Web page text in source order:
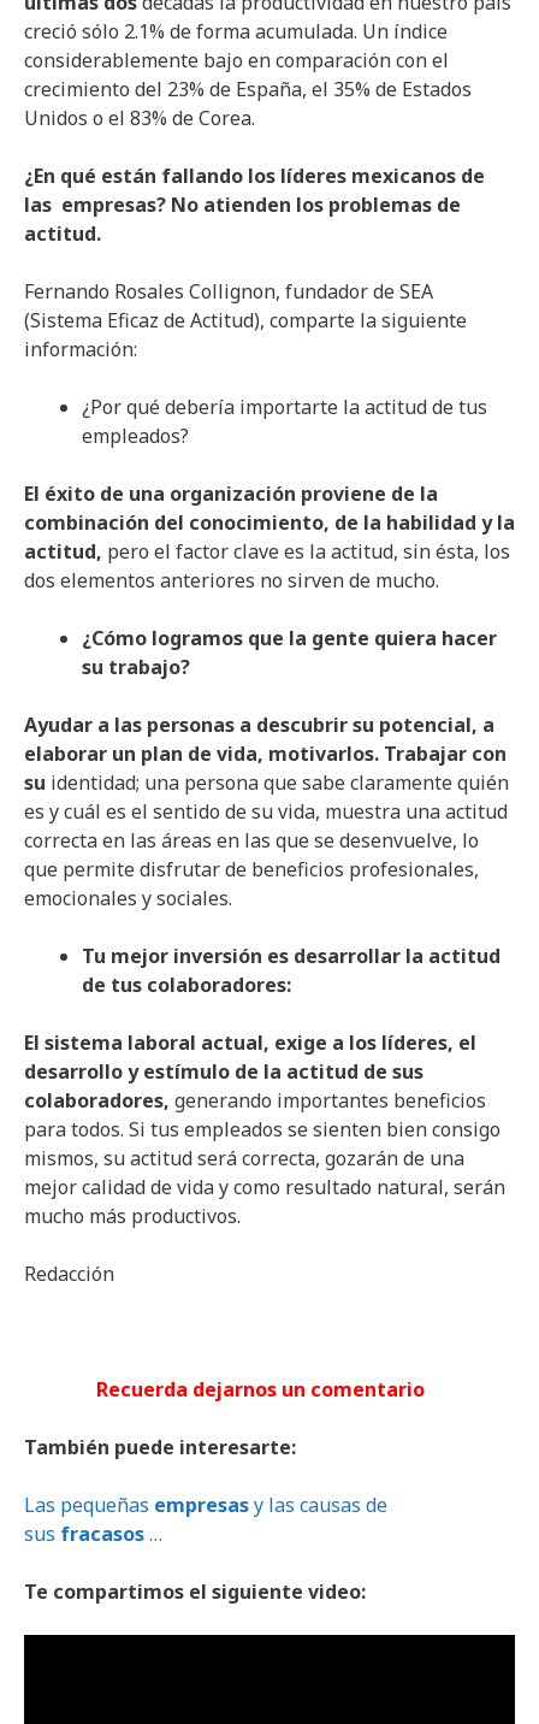
creció sólo 2.1% de forma acumulada. Un índice
considerablemente bajo en comparación con el
crecimiento del 23% de España, el 35% de Estados
Unidos o el 83% de Corea.
¿En qué están fallando los líderes mexicanos de
las empresas? No atienden los problemas de
actitud.
Fernando Rosales Collignon, fundador de SEA
(Sistema Eficaz de Actitud), comparte la siguiente
información:
¿Por qué debería importarte la actitud de tus
empleados?
El éxito de una organización proviene de la
combinación del conocimiento, de la habilidad y la
actitud, pero el factor clave es la actitud, sin ésta, los
dos elementos anteriores no sirven de mucho.
¿Cómo logramos que la gente quiera hacer
su trabajo?
Ayudar a las personas a descubrir su potencial, a
elaborar un plan de vida, motivarlos. Trabajar con
su identidad; una persona que sabe claramente quién
es y cuál es el sentido de su vida, muestra una actitud
correcta en las áreas en las que se desenvuelve, lo
que permite disfrutar de beneficios profesionales,
emocionales y sociales.
Tu mejor inversión es desarrollar la actitud
de tus colaboradores:
El sistema laboral actual, exige a los líderes, el
desarrollo y estímulo de la actitud de sus
colaboradores, generando importantes beneficios
para todos. Si tus empleados se sienten bien consigo
mismos, su actitud será correcta, gozarán de una
mejor calidad de vida y como resultado natural, serán
mucho más productivos.
Redacción
Recuerda dejarnos un comentario
También puede interesarte:
Las pequeñas empresasy las causas de
sus fracasos…
Te compartimos el siguiente video: